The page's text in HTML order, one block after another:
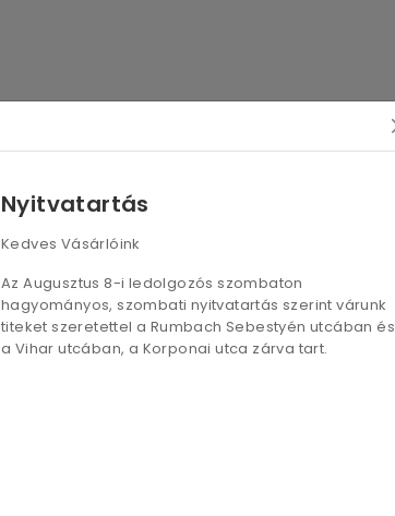
Nyitvatartás
Kedves Vásárlóink
Az Augusztus 8-i ledolgozós szombaton
hagyományos, szombati nyitvatartás szerint várunk
titeket szeretettel a Rumbach Sebestyén utcában és
a Vihar utcában, a Korponai utca zárva tart.